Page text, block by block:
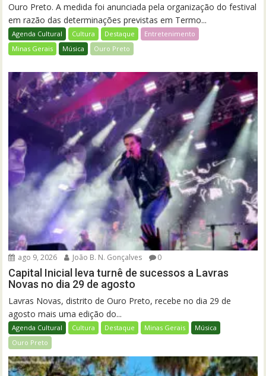
Ouro Preto. A medida foi anunciada pela organização do festival
em razão das determinações previstas em Termo...
Agenda Cultural Cultura Destaque
Entretenimento
Minas Gerais
Música Ouro Preto
ago 9, 2026 João B. N. Gonçalves 0
Capital Inicial leva turnê de sucessos a Lavras
Novas no dia 29 de agosto
Lavras Novas, distrito de Ouro Preto, recebe no dia 29 de
agosto mais uma edição do...
Agenda Cultural Cultura Destaque Minas Gerais
Música
Ouro Preto